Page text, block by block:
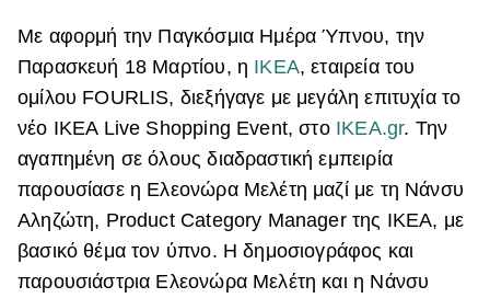
Green
Αφιερώματα
ΒΟΞ
Χωρίς Ταμπέλες
Με αφορμή την Παγκόσμια Ημέρα Ύπνου, την
Παρασκευή 18 Μαρτίου, η ΙΚΕΑ, εταιρεία του
ομίλου FOURLIS, διεξήγαγε με μεγάλη επιτυχία το
νέο IKEA Live Shopping Event, στο IKEA.gr. Την
αγαπημένη σε όλους διαδραστική εμπειρία
παρουσίασε η Ελεονώρα Μελέτη μαζί με τη Νάνσυ
Αληζώτη, Product Category Manager της ΙΚΕΑ, με
βασικό θέμα τον ύπνο. Η δημοσιογράφος και
παρουσιάστρια Ελεονώρα Μελέτη και η Νάνσυ